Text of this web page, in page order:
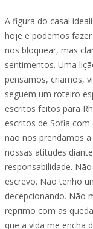
A figura do casal
hoje e podemos
nos bloquear, mas
sentimentos. Uma
pensamos, criamos,
seguem um roteiro
escritos feitos para
escritos de Sofia
não nos prendamos
nossas atitudes
responsabilidade.
escrevo. Não tenho
decepcionando. Não
reprimo com as
que a vida me encha